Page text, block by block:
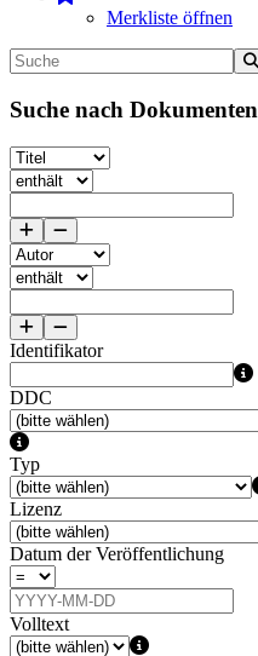
Merkliste öffnen
Suche nach Dokumenten
Identifikator
DDC
Typ
Lizenz
Datum der Veröffentlichung
Volltext